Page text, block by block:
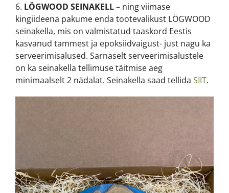
6. LÖGWOOD SEINAKELL– ning viimase
kingiideena pakume enda tootevalikust LÖGWOOD
seinakella, mis on valmistatud taaskord Eestis
kasvanud tammest ja epoksiidvaigust- just nagu ka
serveerimisalused. Sarnaselt serveerimisalustele
on ka seinakella tellimuse täitmise aeg
minimaalselt 2 nädalat. Seinakella saad tellida SIIT.